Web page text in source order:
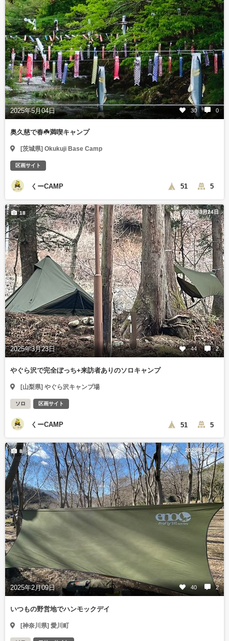
2025年5月04日 30 0
奥久慈で春☘️満喫キャンプ
[茨城県] Okukuji Base Camp
区画サイト
くーCAMP 51 5
2025年3月24日
2025年3月23日 44 2
18
やぐら沢で完全ぼっち+来訪者ありのソロキャンプ
[山梨県] やぐら沢キャンプ場
ソロ 区画サイト
くーCAMP 51 5
2025年3月4日
2025年2月09日 40 2
8
いつもの野営地でハンモックデイ
[神奈川県] 愛川町